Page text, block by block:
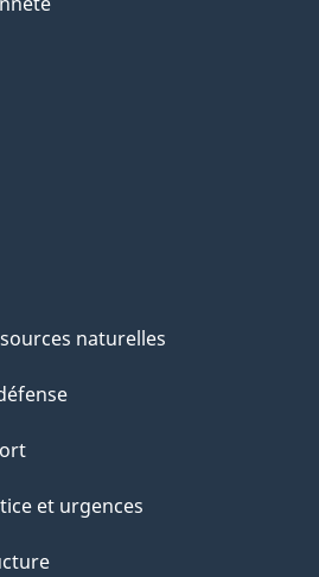
naturelles
et urgences